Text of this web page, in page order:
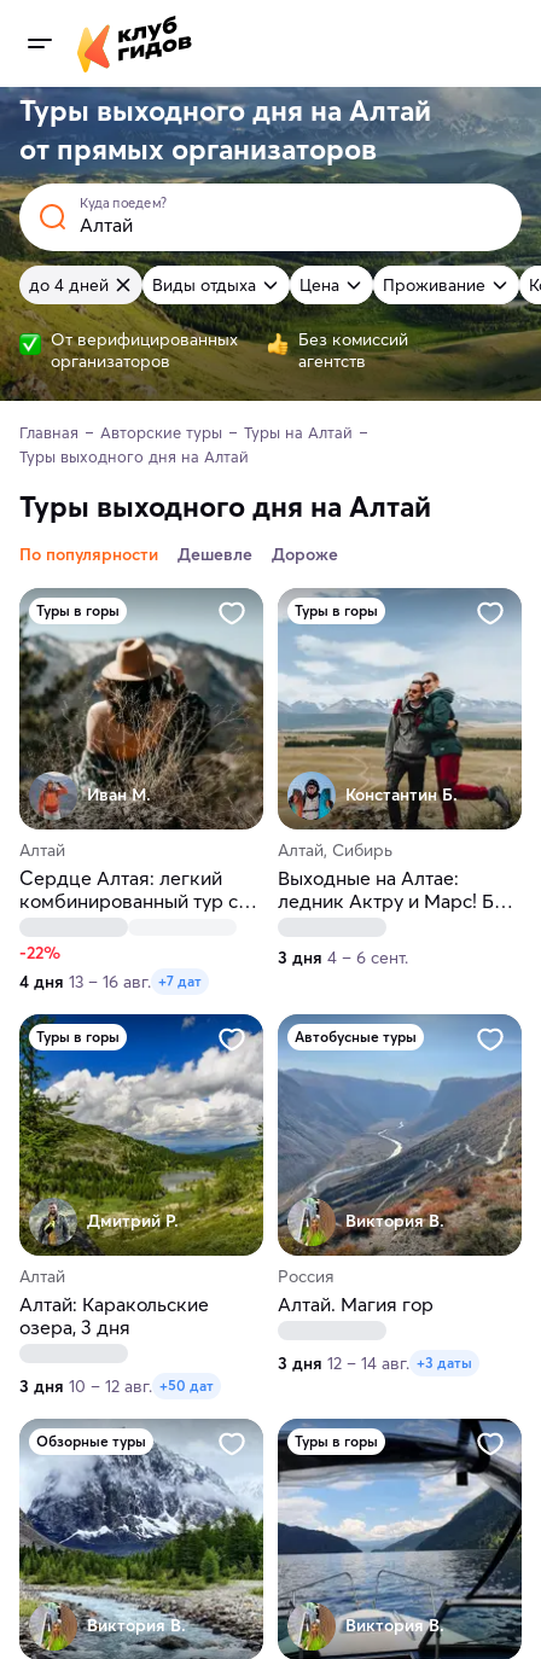
Туры выходного дня на Алтай
от прямых организаторов
Куда поедем?
до 4 дней Виды отдыха Цена Проживание
От верифицированных
организаторов
Без комиссий
агентств
Главная Авторские туры
Туры на Алтай
Туры выходного дня на Алтай
Туры выходного дня на Алтай
По популярности Дешевле Дороже
Туры в горы
Иван М.
Алтай
Сердце Алтая: легкий
комбинированный тур со
сплавом и лошадьми!
-22%
4 дня 13 – 16 авг. +7 дат
Туры в горы
Константин Б.
Алтай, Сибирь
Выходные на Алтае:
ледник Актру и Марс! Без
палаток за 3 дня
3 дня 4 – 6 сент.
Туры в горы
Дмитрий Р.
Алтай
Алтай: Каракольские
озера, 3 дня
3 дня 10 – 12 авг. +50 дат
Автобусные туры
Виктория В.
Россия
Алтай. Магия гор
3 дня 12 – 14 авг. +3 даты
Обзорные туры
Виктория В.
Туры в горы
Виктория В.